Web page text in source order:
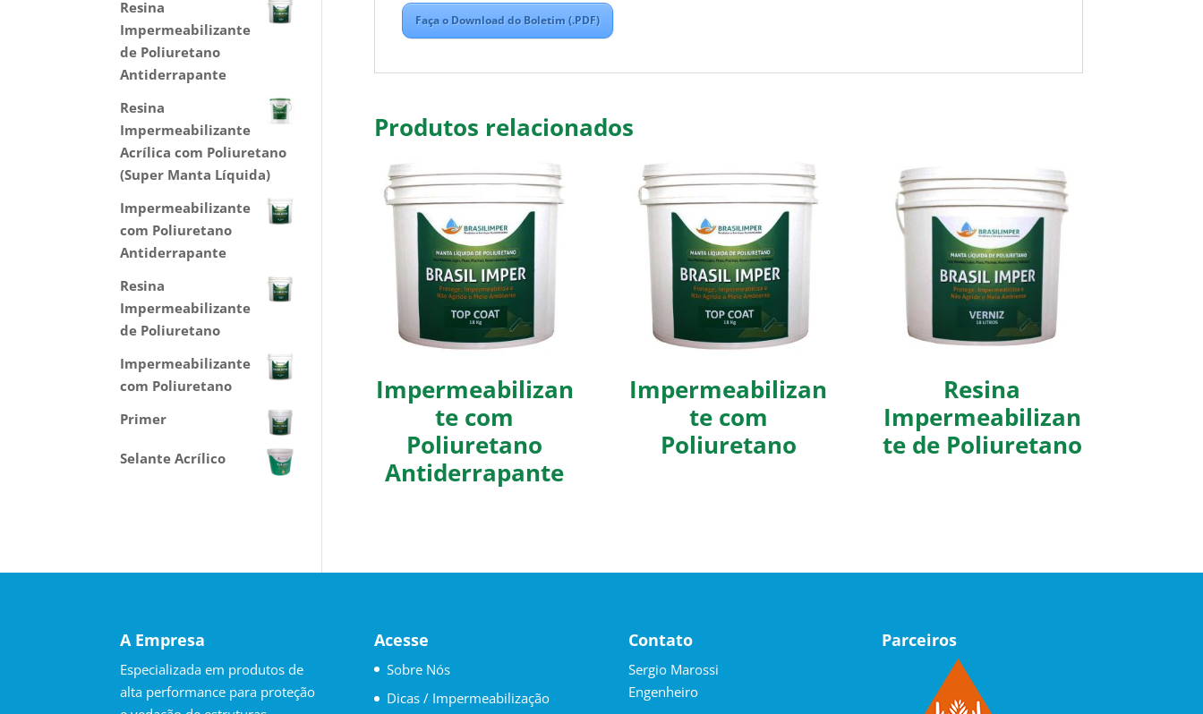
Faça o Download do Boletim (.PDF)
Produtos relacionados
Impermeabilizan
te com
Poliuretano
Antiderrapante
Impermeabilizan
te com
Poliuretano
Resina
Impermeabilizan
te de Poliuretano
Resina
Impermeabilizante
de Poliuretano
Antiderrapante
Resina
Impermeabilizante
Acrílica com Poliuretano
(Super Manta Líquida)
Impermeabilizante
com Poliuretano
Antiderrapante
Resina
Impermeabilizante
de Poliuretano
Impermeabilizante
com Poliuretano
Primer
Selante Acrílico
A Empresa
Especializada em produtos de
alta performance para proteção
Acesse
Sobre Nós
Dicas / Impermeabilização
Contato
Sergio Marossi
Engenheiro
Parceiros